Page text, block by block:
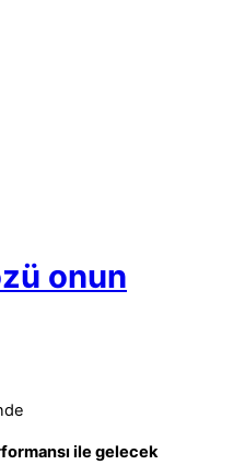
onun
ile gelecek